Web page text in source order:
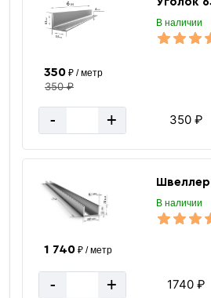
В наличии
350₽ / метр
350 ₽
- + 350 ₽
Швеллер
В наличии
1 740₽ / метр
- + 1740 ₽